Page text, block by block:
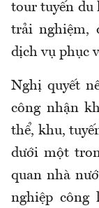
tour tuyến du
trải nghiệm,
dịch vụ phục
Nghị quyết
công nhận
thể, khu,
dưới một
quan nhà
nghiệp công